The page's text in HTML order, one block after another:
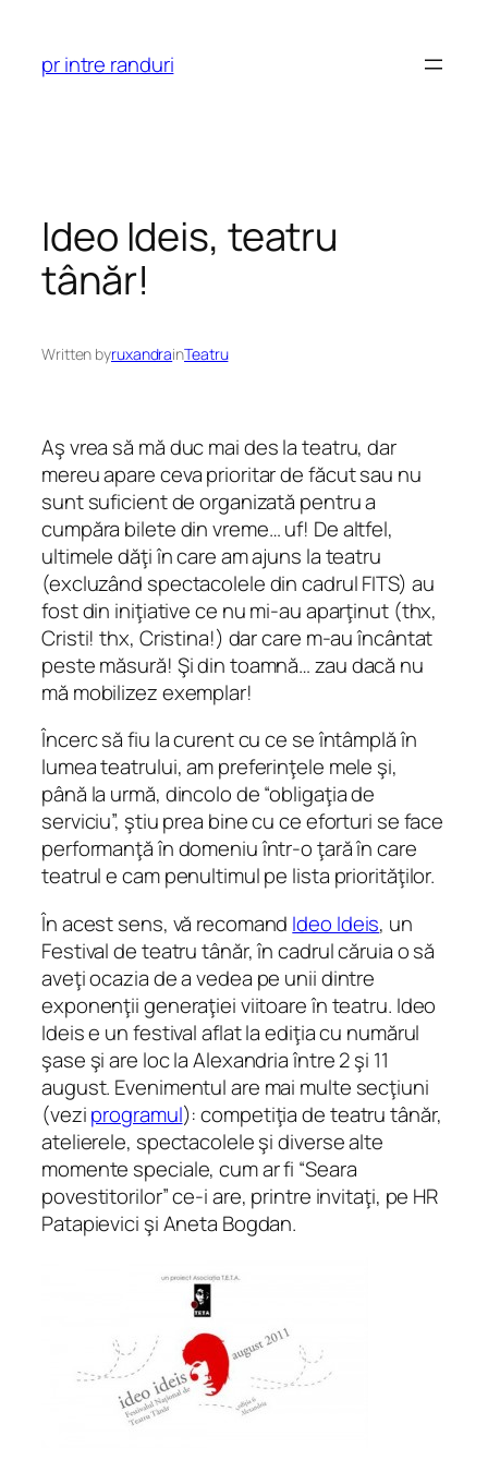
content
pr intre randuri
Ideo Ideis, teatru
tânăr!
Written byruxandrainTeatru
Aş vrea să mă duc mai des la teatru, dar
mereu apare ceva prioritar de făcut sau nu
sunt suficient de organizată pentru a
cumpăra bilete din vreme… uf! De altfel,
ultimele dăţi în care am ajuns la teatru
(excluzând spectacolele din cadrul FITS) au
fost din iniţiative ce nu mi-au aparţinut (thx,
Cristi! thx, Cristina!) dar care m-au încântat
peste măsură! Şi din toamnă… zau dacă nu
mă mobilizez exemplar!
Încerc să fiu la curent cu ce se întâmplă în
lumea teatrului, am preferinţele mele şi,
până la urmă, dincolo de “obligaţia de
serviciu”, ştiu prea bine cu ce eforturi se face
performanţă în domeniu într-o ţară în care
teatrul e cam penultimul pe lista priorităţilor.
În acest sens, vă recomand Ideo Ideis, un
Festival de teatru tânăr, în cadrul căruia o să
aveţi ocazia de a vedea pe unii dintre
exponenţii generaţiei viitoare în teatru. Ideo
Ideis e un festival aflat la ediţia cu numărul
şase şi are loc la Alexandria între 2 şi 11
august. Evenimentul are mai multe secţiuni
(veziprogramul): competiţia de teatru tânăr,
atelierele, spectacolele şi diverse alte
momente speciale, cum ar fi “Seara
povestitorilor” ce-i are, printre invitaţi, pe HR
Patapievici şi Aneta Bogdan.